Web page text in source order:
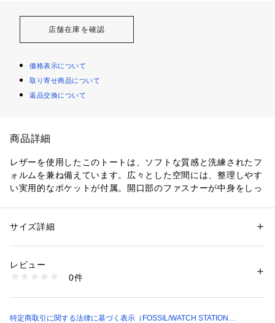
店舗在庫を確認
価格表示について
取り寄せ商品について
返品交換について
商品詳細
レザーを使用したこのトートは、ソフトな質感と洗練されたフ
ォルムを兼ね備えています。広々とした空間には、整理しやす
い実用的なポケットが付属。開口部のファスナーが中身をしっ
クロージャー：ファスナー
ハンドル/ストラップ：ショルダーストラップ x 2
2, クレジットカード入れ x 3, スライドポケット x 4
性別：レディース
素材：外側：レザー 内側：再生ポリエステル
商品番号：
SHB2815628 （ショップ）
サイズ詳細
レビュー
0件
特定商取引に関する法律に基づく表示（FOSSIL/WATCH STATION